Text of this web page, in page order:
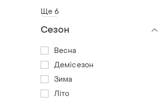
Ще 6
Сезон
Весна
Демісезон
Зима
Літо